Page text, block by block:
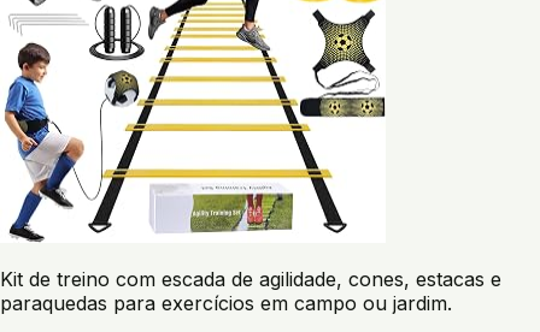
Kit de treino com escada de agilidade, cones, estacas e
paraquedas para exercícios em campo ou jardim.